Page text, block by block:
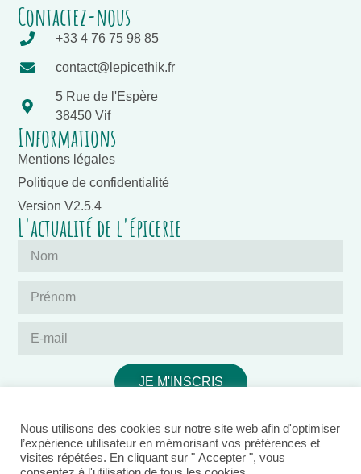
Contactez-nous
+33 4 76 75 98 85
contact@lepicethik.fr
5 Rue de l'Espère
38450 Vif
Informations
Mentions légales
Politique de confidentialité
Version V2.5.4
L'actualité de l'épicerie
JE M'INSCRIS
Nous utilisons des cookies sur notre site web afin d'optimiser
l’expérience utilisateur en mémorisant vos préférences et
visites répétées. En cliquant sur " Accepter ", vous